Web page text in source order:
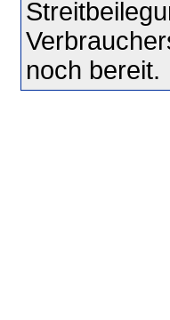
noch bereit.